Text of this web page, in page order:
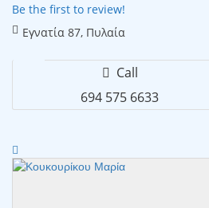
Be the first to review!
Εγνατία 87, Πυλαία
Call
694 575 6633